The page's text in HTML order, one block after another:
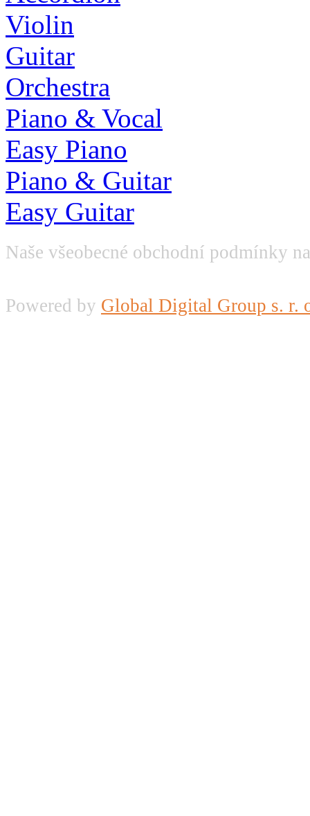
Violin
Guitar
Orchestra
Piano & Vocal
Easy Piano
Piano & Guitar
Easy Guitar
Naše všeobecné obchodní podmínky
Powered by Global Digital Group s. r.